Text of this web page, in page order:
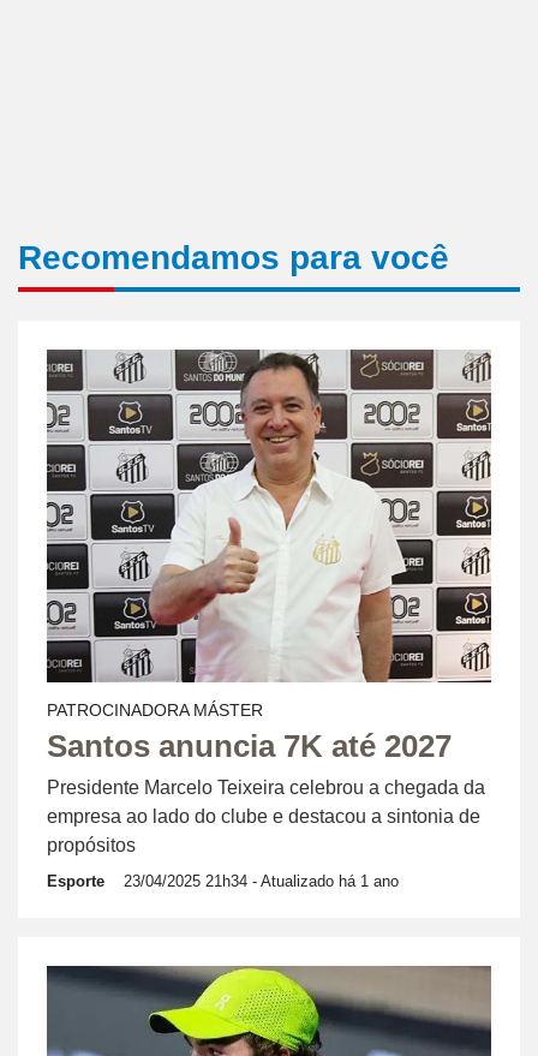
Recomendamos para você
PATROCINADORA MÁSTER
Santos anuncia 7K até 2027
Presidente Marcelo Teixeira celebrou a chegada da
empresa ao lado do clube e destacou a sintonia de
propósitos
Esporte 23/04/2025 21h34 - Atualizado há 1 ano